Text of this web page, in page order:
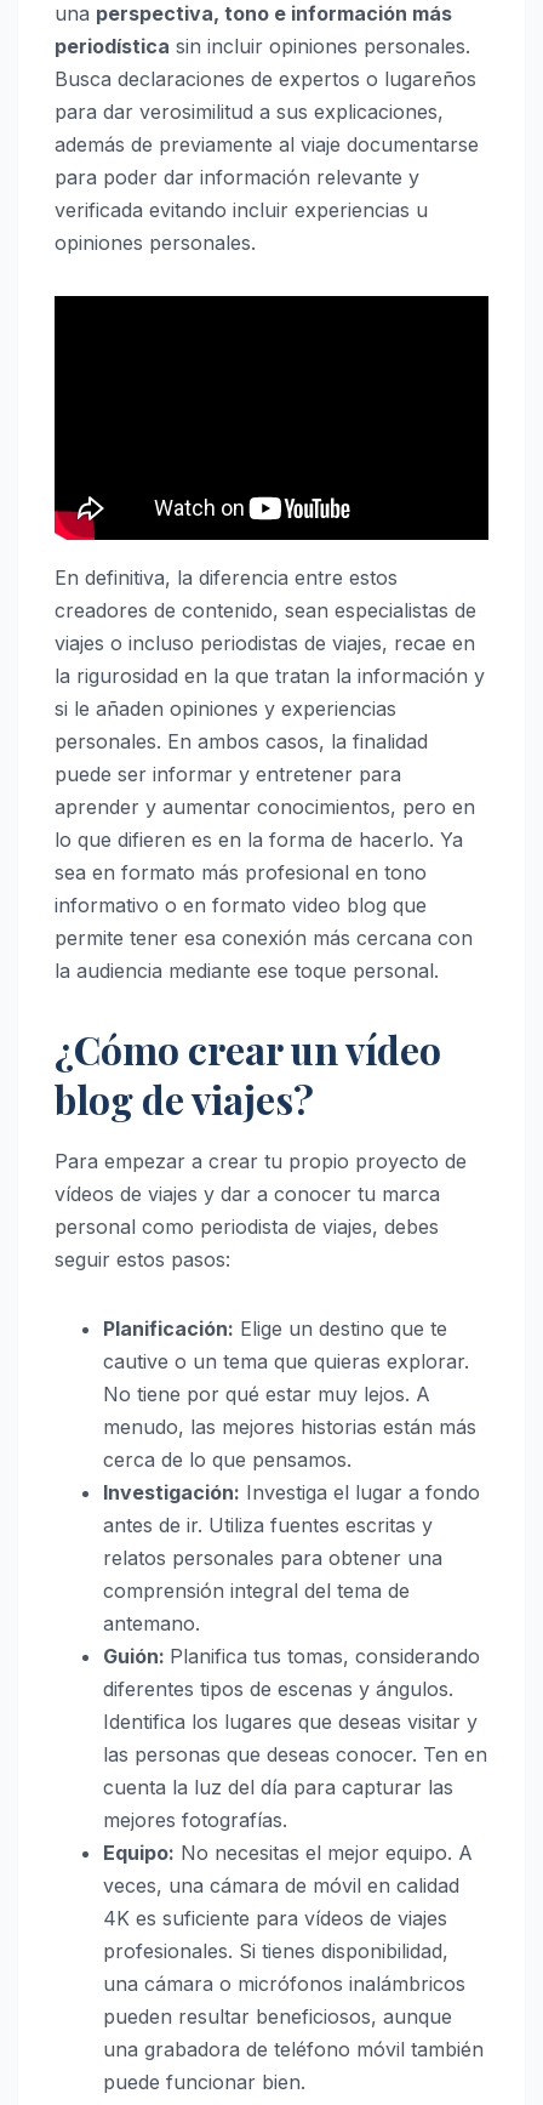
una perspectiva, tono e información más
periodística sin incluir opiniones personales.
Busca declaraciones de expertos o lugareños
para dar verosimilitud a sus explicaciones,
además de previamente al viaje documentarse
para poder dar información relevante y
verificada evitando incluir experiencias u
opiniones personales.
En definitiva, la diferencia entre estos
creadores de contenido, sean especialistas de
viajes o incluso periodistas de viajes, recae en
la rigurosidad en la que tratan la información y
si le añaden opiniones y experiencias
personales. En ambos casos, la finalidad
puede ser informar y entretener para
aprender y aumentar conocimientos, pero en
lo que difieren es en la forma de hacerlo. Ya
sea en formato más profesional en tono
informativo o en formato video blog que
permite tener esa conexión más cercana con
la audiencia mediante ese toque personal.
¿Cómo crear un vídeo
blog de viajes?
Para empezar a crear tu propio proyecto de
vídeos de viajes y dar a conocer tu marca
personal como periodista de viajes, debes
seguir estos pasos:
Planificación: Elige un destino que te
cautive o un tema que quieras explorar.
No tiene por qué estar muy lejos. A
menudo, las mejores historias están más
cerca de lo que pensamos.
Investigación: Investiga el lugar a fondo
antes de ir. Utiliza fuentes escritas y
relatos personales para obtener una
comprensión integral del tema de
antemano.
Guión: Planifica tus tomas, considerando
diferentes tipos de escenas y ángulos.
Identifica los lugares que deseas visitar y
las personas que deseas conocer. Ten en
cuenta la luz del día para capturar las
mejores fotografías.
Equipo: No necesitas el mejor equipo. A
veces, una cámara de móvil en calidad
4K es suficiente para vídeos de viajes
profesionales. Si tienes disponibilidad,
una cámara o micrófonos inalámbricos
pueden resultar beneficiosos, aunque
una grabadora de teléfono móvil también
puede funcionar bien.